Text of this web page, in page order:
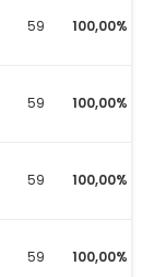
59 100,00%
59 100,00%
59 100,00%
59 100,00%